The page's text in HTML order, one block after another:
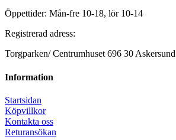
Öppettider: Mån-fre 10-18, lör 10-14
Registrerad adress:
Torgparken/ Centrumhuset 696 30 Askersund
Information
Startsidan
Köpvillkor
Kontakta oss
Returansökan